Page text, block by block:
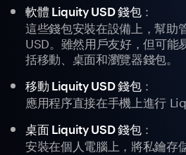
軟體 Liquity USD 錢包：
這些錢包安裝在設備上，幫助
USD。雖然用戶友好，但可能
括移動、桌面和瀏覽器錢包。
移動 Liquity USD 錢包：
應用程序直接在手機上進行
桌面 Liquity USD 錢包：
安裝在個人電腦上，將私鑰存